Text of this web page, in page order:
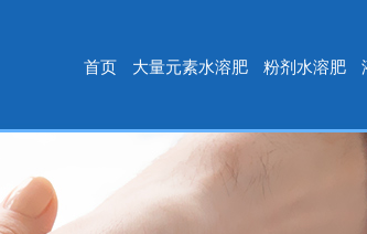
首页 大量元素水溶肥 粉剂水溶肥